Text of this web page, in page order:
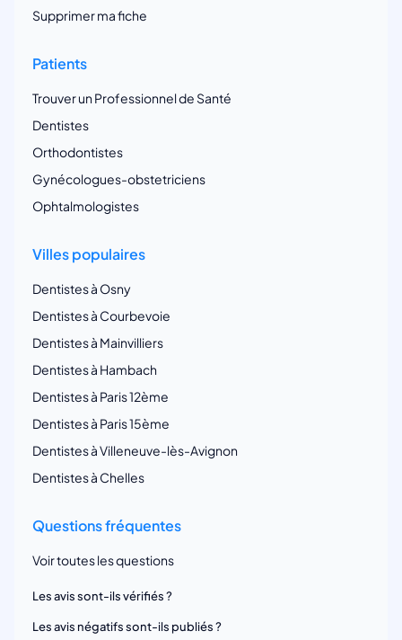
Supprimer ma fiche
Patients
Trouver un Professionnel de Santé
Dentistes
Orthodontistes
Gynécologues-obstetriciens
Ophtalmologistes
Villes populaires
Dentistes à Osny
Dentistes à Courbevoie
Dentistes à Mainvilliers
Dentistes à Hambach
Dentistes à Paris 12ème
Dentistes à Paris 15ème
Dentistes à Villeneuve-lès-Avignon
Dentistes à Chelles
Questions fréquentes
Voir toutes les questions
Les avis sont-ils vérifiés ?
Les avis négatifs sont-ils publiés ?